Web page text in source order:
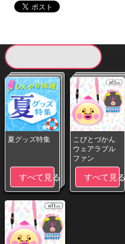
夏グッズ特集
すべて見る
こびとづかん
ウェアラブル
ファン
すべて見る